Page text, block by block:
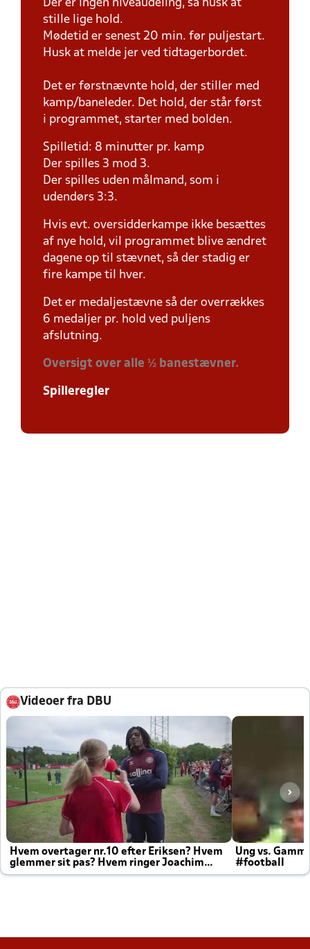
Der er ingen niveaudeling, så husk at
stille lige hold.
Mødetid er senest 20 min. før puljestart.
Husk at melde jer ved tidtagerbordet.
Det er førstnævnte hold, der stiller med
kamp/baneleder. Det hold, der står først
i programmet, starter med bolden.
Spilletid: 8 minutter pr. kamp
Der spilles 3 mod 3.
Der spilles uden målmand, som i
udendørs 3:3.
Hvis evt. oversidderkampe ikke besættes
af nye hold, vil programmet blive ændret
dagene op til stævnet, så der stadig er
fire kampe til hver.
Det er medaljestævne så der overrækkes
6 medaljer pr. hold ved puljens
afslutning.
Oversigt over alle ½ banestævner.
Spilleregler
Videoer fra DBU
Hvem overtager nr.10 efter Eriksen? Hvem
glemmer sit pas? Hvem ringer Joachim
altid til efter kampe?
Ung vs.
#football